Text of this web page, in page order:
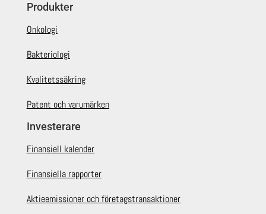
Produkter
Onkologi
Bakteriologi
Kvalitetssäkring
Patent och varumärken
Investerare
Finansiell kalender
Finansiella rapporter
Aktieemissioner och företagstransaktioner